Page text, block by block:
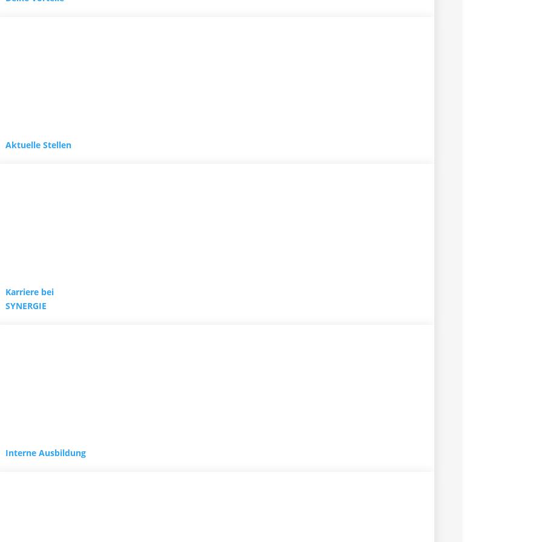
Aktuelle Stellen
Karriere bei
SYNERGIE
Interne Ausbildung